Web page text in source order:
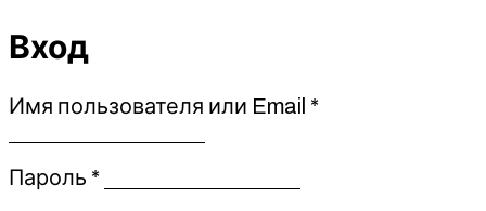
Вход
Имя пользователя или Email *Обязательно
Пароль *Обязательно